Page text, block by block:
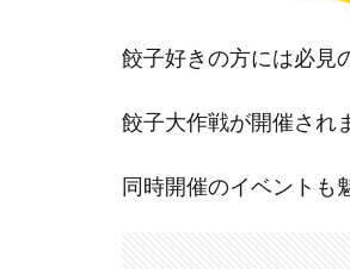
餃子好きの方には必見
餃子大作戦が開催され
同時開催のイベントも